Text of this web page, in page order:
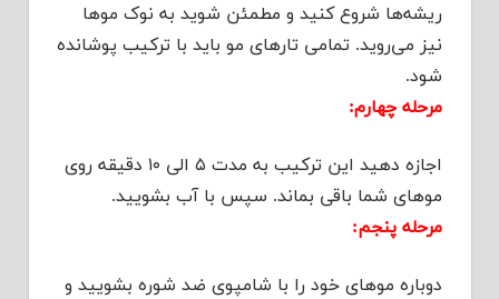
ریشه‌ها شروع کنید و مطمئن شوید به نوک موها
نیز می‌روید. تمامی تارهای مو باید با ترکیب پوشانده
شود.
مرحله چهارم:
اجازه دهید این ترکیب به مدت ۵ الی ۱۰ دقیقه روی
موهای شما باقی بماند. سپس با آب بشویید.
مرحله پنجم:
دوباره موهای خود را با شامپوی ضد شوره بشویید و